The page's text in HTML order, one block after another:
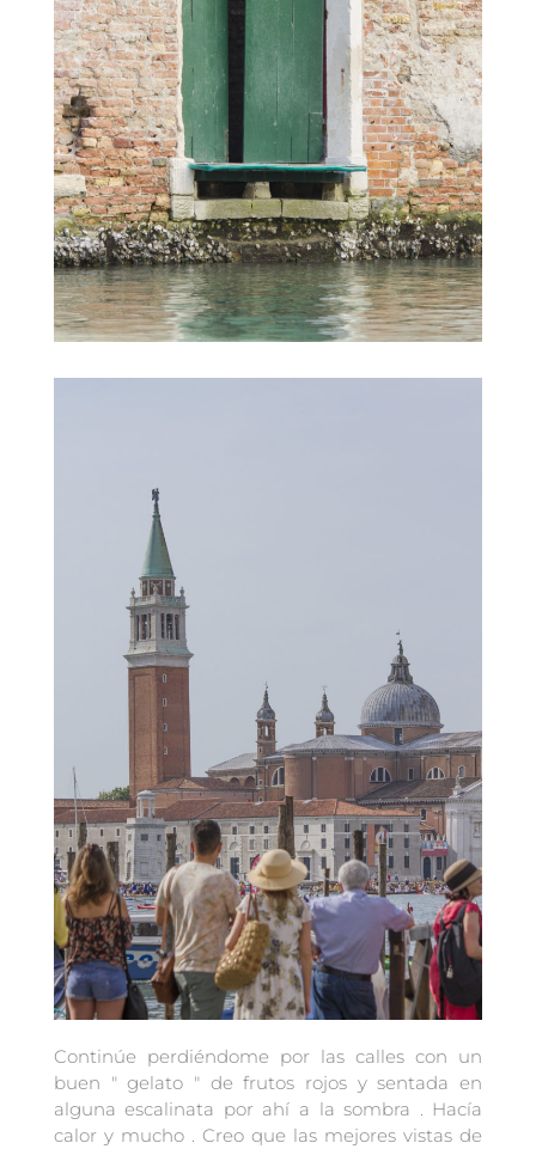
Continúe perdiéndome por las calles con un
buen " gelato " de frutos rojos y sentada en
alguna escalinata por ahí a la sombra . Hacía
calor y mucho . Creo que las mejores vistas de